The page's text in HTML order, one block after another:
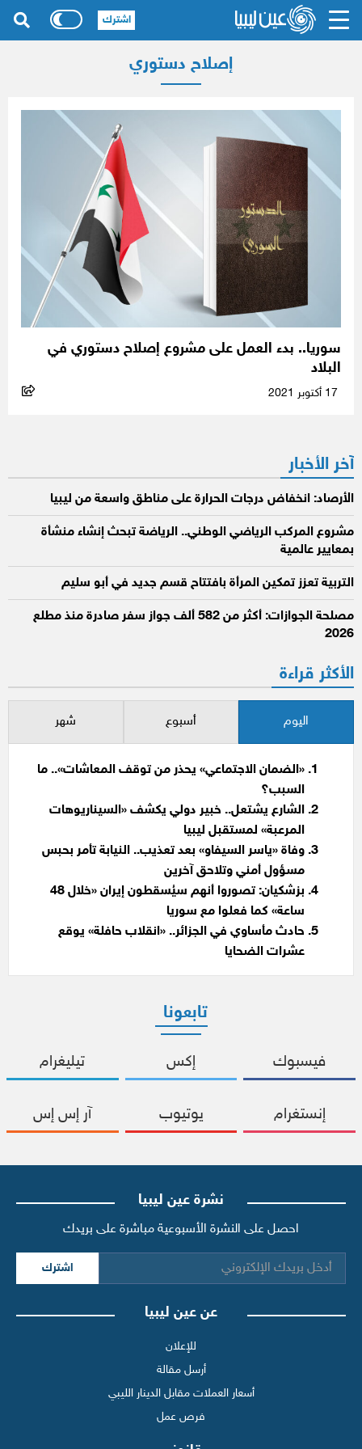
إصلاح دستوري
سوريا.. بدء العمل على مشروع إصلاح دستوري في
البلاد
آخر الأخبار
الأرصاد: انخفاض درجات الحرارة على مناطق واسعة من ليبيا
مشروع المركب الرياضي الوطني.. الرياضة تبحث إنشاء منشأة
بمعايير عالمية
التربية تعزز تمكين المرأة بافتتاح قسم جديد في أبو سليم
مصلحة الجوازات: أكثر من 582 ألف جواز سفر صادرة منذ مطلع
2026
الأكثر قراءة
اليوم أسبوع شهر
«الضمان الاجتماعي» يحذر من توقف المعاشات».. ما
السبب؟
الشارع يشتعل.. خبير دولي يكشف «السيناريوهات
المرعبة» لمستقبل ليبيا
وفاة «ياسر السيفاو» بعد تعذيب.. النيابة تأمر بحبس
مسؤول أمني وتلاحق آخرين
بزشكيان: تصوروا أنهم سيُسقطون إيران «خلال 48
ساعة» كما فعلوا مع سوريا
حادث مأساوي في الجزائر.. «انقلاب حافلة» يوقع
عشرات الضحايا
تابعونا
فيسبوك إكس تيليغرام
إنستغرام يوتيوب آر إس إس
نشرة عين ليبيا
احصل على النشرة الأسبوعية مباشرة على بريدك
اشترك
عن عين ليبيا
للإعلان
أرسل مقالة
أسعار العملات مقابل الدينار الليبي
فرص عمل
اشترك